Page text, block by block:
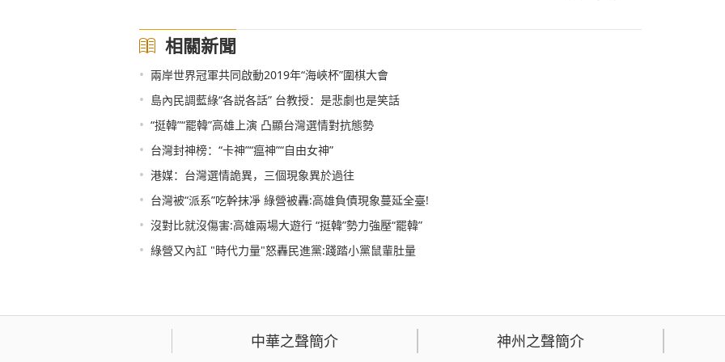
相關新聞
• 兩岸世界冠軍共同啟動2019年“海峽杯”圍棋大會
• 島內民調藍綠“各説各話” 台教授：是悲劇也是笑話
• “挺韓”“罷韓”高雄上演 凸顯台灣選情對抗態勢
• 台灣封神榜：“卡神”“瘟神”“自由女神”
• 港媒：台灣選情詭異，三個現象異於過往
• 台灣被“派系”吃幹抹凈 綠營被轟:高雄負債現象蔓延全臺!
• 沒對比就沒傷害:高雄兩場大遊行 “挺韓”勢力強壓“罷韓”
• 綠營又內訌 "時代力量"怒轟民進黨:踐踏小黨鼠輩肚量
中華之聲簡介 神州之聲簡介